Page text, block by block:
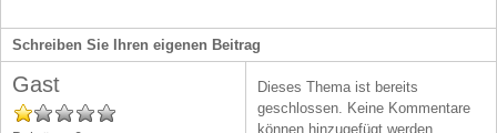
Schreiben Sie Ihren eigenen Beitrag
Gast
Dieses Thema ist bereits
geschlossen. Keine Kommentare
können hinzugefügt werden.